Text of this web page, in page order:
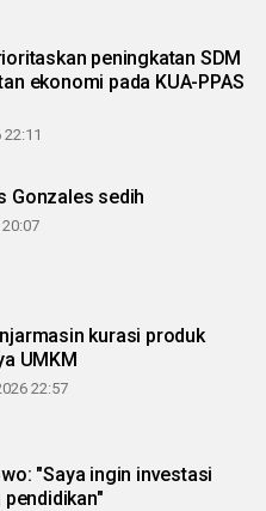
peningkatan SDM
ekonomi pada KUA-PPAS
Gonzales sedih
kurasi produk
UMKM
22:57
"Saya ingin investasi